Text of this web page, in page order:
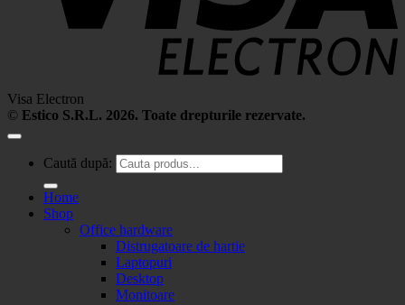
Visa Electron
© Estico S.R.L. 2026. Toate drepturile rezervate.
Caută după:
Home
Shop
Office hardware
Distrugatoare de hartie
Laptopuri
Desktop
Monitoare